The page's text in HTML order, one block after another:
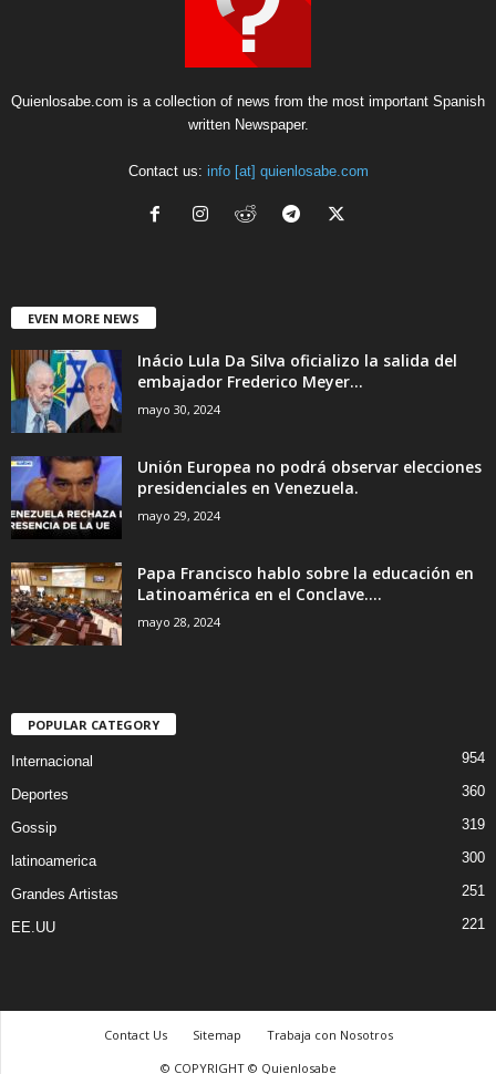
Quienlosabe.com is a collection of news from the most important Spanish
written Newspaper.
Contact us: info [at] quienlosabe.com
EVEN MORE NEWS
Inácio Lula Da Silva oficializo la salida del
embajador Frederico Meyer...
mayo 30, 2024
Unión Europea no podrá observar elecciones
presidenciales en Venezuela.
mayo 29, 2024
Papa Francisco hablo sobre la educación en
Latinoamérica en el Conclave....
mayo 28, 2024
POPULAR CATEGORY
Internacional 954
Deportes 360
Gossip 319
latinoamerica 300
Grandes Artistas 251
EE.UU 221
Contact Us Sitemap
Trabaja con Nosotros
© COPYRIGHT © Quienlosabe